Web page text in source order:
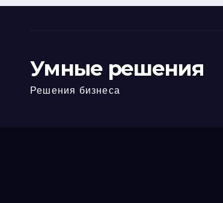
Умные решения
Решения бизнеса